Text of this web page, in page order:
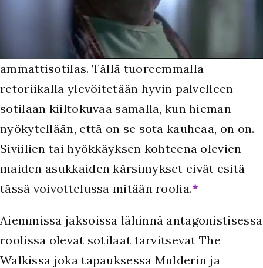
ammattisotilas. Tällä tuoreemmalla
retoriikalla ylevöitetään hyvin palvelleen
sotilaan kiiltokuvaa samalla, kun hieman
nyökytellään, että on se sota kauheaa, on on.
Siviilien tai hyökkäyksen kohteena olevien
maiden asukkaiden kärsimykset eivät esitä
tässä voivottelussa mitään roolia.*
Aiemmissa jaksoissa lähinnä antagonistisessa
roolissa olevat sotilaat tarvitsevat The
Walkissa joka tapauksessa Mulderin ja